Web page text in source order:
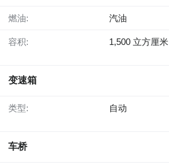
燃油: 汽油
容积: 1,500 立方厘米
变速箱
类型: 自动
车桥